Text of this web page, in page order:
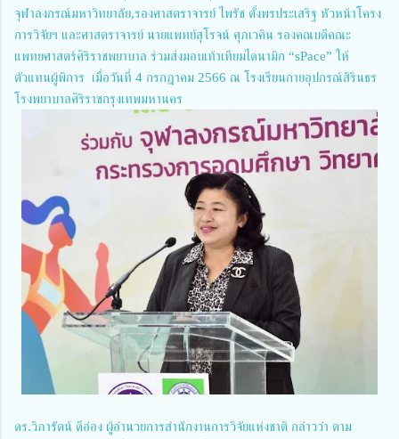
จุฬาลงกรณ์มหาวิทยาลัย,รองศาสตราจารย์ ไพรัช ตั้งพรประเสริฐ หัวหน้าโครง
การวิจัยฯ และศาสตราจารย์ นายแพทย์สุโรจน์ ศุภเวคิน รองคณบดีคณะ
แพทยศาสตร์ศิริราชพยาบาล ร่วมส่งมอบเท้าเทียมไดนามิก “sPace” ให้
ตัวแทนผู้พิการ เมื่อวันที่ 4 กรกฎาคม 2566 ณ โรงเรียนกายอุปกรณ์สิรินธร
โรงพยาบาลศิริราชกรุงเทพมหานคร
ดร.วิภารัตน์ ดีอ่อง ผู้อำนวยการสำนักงานการวิจัยแห่งชาติ กล่าวว่า ตาม